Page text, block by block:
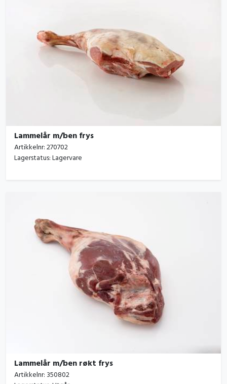
Lammelår m/ben frys
Artikkelnr:270702
Lagerstatus:Lagervare
Lammelår m/ben røkt frys
Artikkelnr: 350802